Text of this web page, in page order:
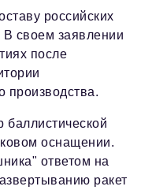
российских
своем заявлении
после
производства.
оснащении.
ответом на
ракет